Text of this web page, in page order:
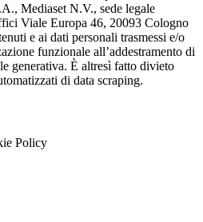
Mediaset N.V., sede legale
Viale Europa 46, 20093 Cologno
e ai dati personali trasmessi e/o
funzionale all’addestramento di
generativa. È altresì fatto divieto
di data scraping.
Policy